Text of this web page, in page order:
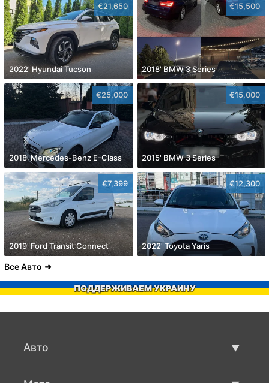
€21,650
2022' Hyundai Tucson
€15,500
2018' BMW 3 Series
€25,000
2018' Mercedes-Benz E-Class
€15,000
2015' BMW 3 Series
€7,399
2019' Ford Transit Connect
€12,300
2022' Toyota Yaris
Все Авто
ПОДДЕРЖИВАЕМ УКРАИНУ
Авто